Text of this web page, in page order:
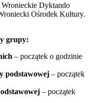
Dyktando
Ośrodek Kultury.
grupy:
– początek o godzinie
podstawowej – początek
– początek